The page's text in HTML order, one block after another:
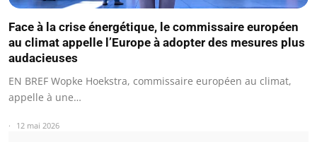
Face à la crise énergétique, le commissaire européen
au climat appelle l’Europe à adopter des mesures plus
audacieuses
EN BREF Wopke Hoekstra, commissaire européen au climat,
appelle à une…
12 mai 2026